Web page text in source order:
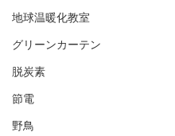
地球温暖化教室
グリーンカーテン
脱炭素
節電
野鳥